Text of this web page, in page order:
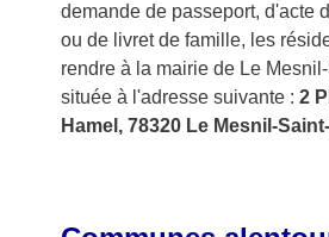
demande de passeport, d'acte
ou de livret de famille, les
rendre à la mairie de Le
située à l'adresse suivante : 2
Hamel, 78320 Le Mesnil-